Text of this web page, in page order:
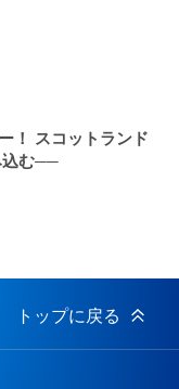
！ スコットランド
込む──
トップに戻る